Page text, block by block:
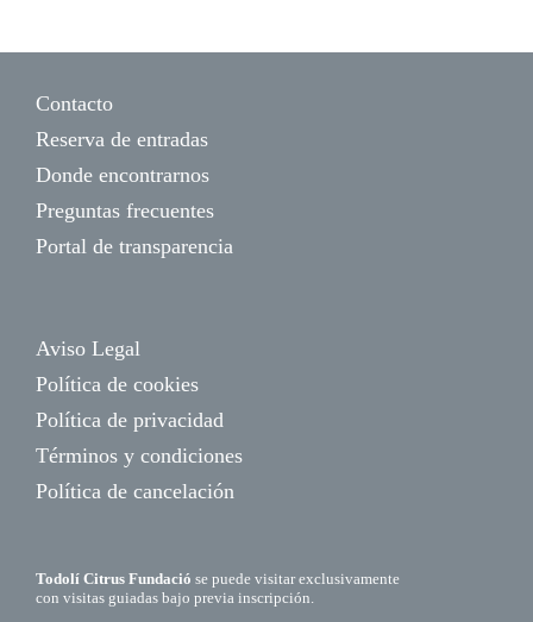
Contacto
Reserva de entradas
Donde encontrarnos
Preguntas frecuentes
Portal de transparencia
Aviso Legal
Política de cookies
Política de privacidad
Términos y condiciones
Política de cancelación
Todolí Citrus Fundació se puede visitar exclusivamente
con visitas guiadas bajo previa inscripción.